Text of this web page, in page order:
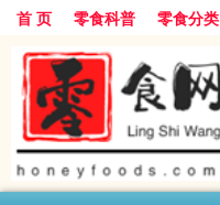
首 页 零食科普 零食分类